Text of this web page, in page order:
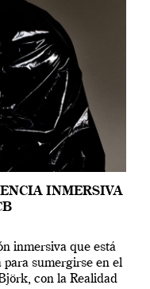
INMERSIVA
inmersiva que está
sumergirse en el
con la Realidad